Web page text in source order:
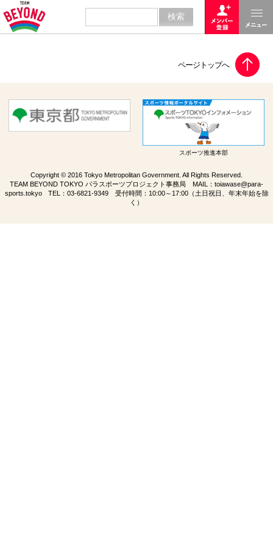
スポーツ推進本部
Copyright © 2016 Tokyo Metropolitan Government. All Rights Reserved.
TEAM BEYOND TOKYO パラスポーツプロジェクト事務局 MAIL： toiawase@para-
sports.tokyoTEL： 03-6821-9349受付時間：10:00～17:00（土日祝日、年末年始を除
く）